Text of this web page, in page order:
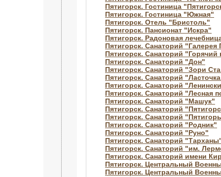
Пятигорск. Гостиница
Пятигорск. Гостиница "Южная"
Пятигорск. Отель "Бристоль"
Пятигорск. Пансионат "Искра"
Пятигорск. Радоновая
Пятигорск. Санаторий "Галерея
Пятигорск. Санаторий
Пятигорск. Санаторий "Дон"
Пятигорск. Санаторий "Зори
Пятигорск. Санаторий
Пятигорск. Санаторий
Пятигорск. Санаторий "Лесная
Пятигорск. Санаторий "Машук"
Пятигорск. Санаторий
Пятигорск. Санаторий
Пятигорск. Санаторий "Родник"
Пятигорск. Санаторий "Руно"
Пятигорск. Санаторий
Пятигорск. Санаторий "им.
Пятигорск. Санаторий имени
Пятигорск. Центральный
Пятигорск. Центральный